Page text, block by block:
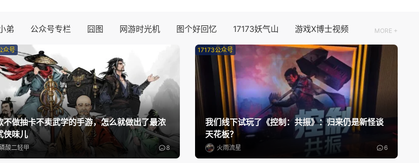
搜打撤 中式恐怖
新版本更新
奥比岛：梦想国度
换装 模拟经营 休闲益智
弟 公众号专栏 囧图 网游时光机 图个好回忆 17173妖气山 游戏X博士视频 MORE +
众号
不做抽卡不卖武学的手游，怎么就做出了最浓
侠味儿
酸二轻甲 8
17173公众号
我们线下试玩了《控制：共振》：归来仍是新怪谈
天花板？
火雨流星 6